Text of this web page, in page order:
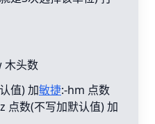
木头数
值) 加敏捷:-hm 点数
点数(不写加默认值) 加